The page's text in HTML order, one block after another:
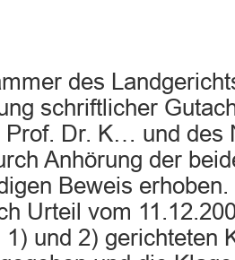
des
schriftlicher
Prof. Dr. K… und des
Anhörung der
Beweis
Urteil vom
1) und 2) gerichteten